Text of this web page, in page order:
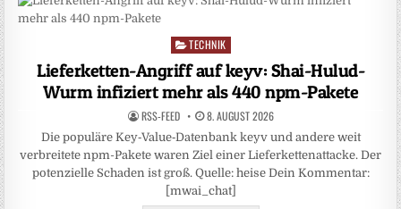
Posted
in
TECHNIK
Lieferketten-Angriff auf keyv: Shai-Hulud-
Wurm infiziert mehr als 440 npm-Pakete
RSS-FEED 8. AUGUST 2026
Die populäre Key‑Value‑Datenbank keyv und andere weit
verbreitete npm-Pakete waren Ziel einer Lieferkettenattacke. Der
potenzielle Schaden ist groß. Quelle: heise Dein Kommentar:
[mwai_chat]